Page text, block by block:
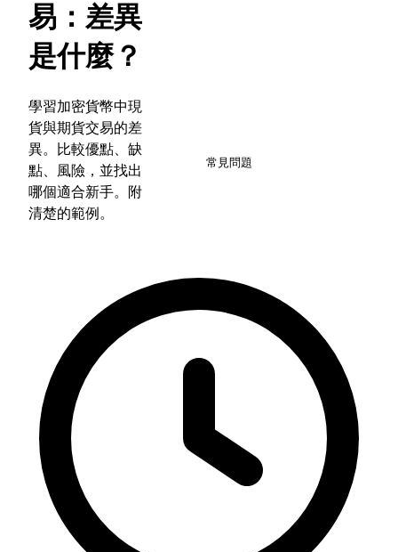
易：差異
是什麼？
學習加密貨幣中現
貨與期貨交易的差
異。比較優點、缺
點、風險，並找出
哪個適合新手。附
清楚的範例。
常見問題